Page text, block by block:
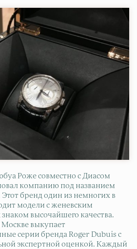
Роже совместно с Диасом
компанию под названием
бренд один из немногих в
модели с женевским
высочайшего качества.
Москве выкупает
серии бренда Roger Dubuis с
экспертной оценкой. Каждый